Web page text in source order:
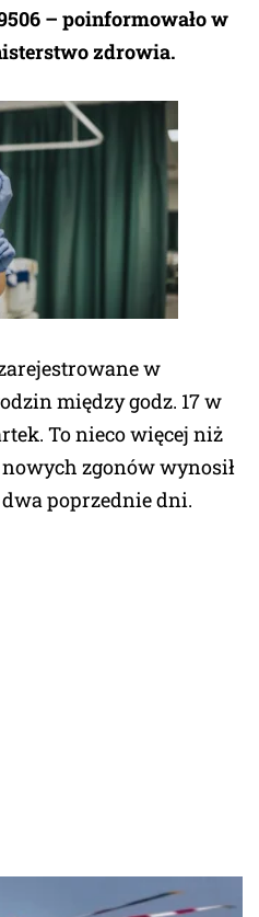
– poinformowało w
zdrowia.
w
między godz. 17 w
To nieco więcej niż
zgonów wynosił
poprzednie dni.